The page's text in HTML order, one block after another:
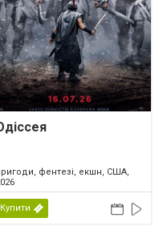
фентезі, екшн, США,
Купити